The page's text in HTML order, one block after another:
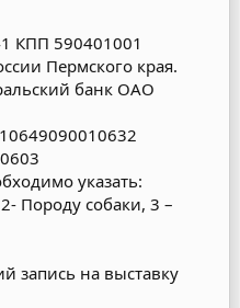
КПП 590401001
Пермского края.
банк ОАО
указать:
Породу собаки, 3 –
запись на выставку